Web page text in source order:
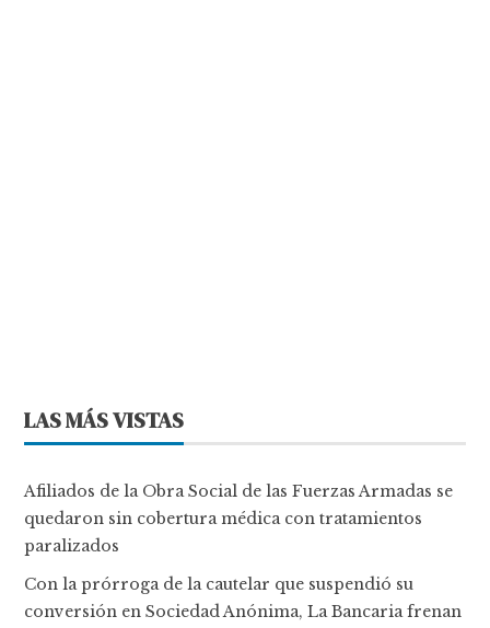
LAS MÁS VISTAS
Afiliados de la Obra Social de las Fuerzas Armadas se
quedaron sin cobertura médica con tratamientos
paralizados
Con la prórroga de la cautelar que suspendió su
conversión en Sociedad Anónima, La Bancaria frenan